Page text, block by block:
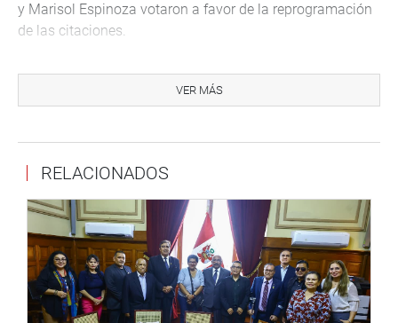
y Marisol Espinoza votaron a favor de la reprogramación
de las citaciones.
Bartra, informó que en la nueva citación al presidente del
Consejo de Ministros, Fernando Zavala, se consignará
Tampoco asistió hoy la ex presidenta del Consejo de
Defensa Jurídica del Estado, Julia Príncipe, quien alegó
razones estrictamente personales por lo que será
nuevamente citada para que se presente el próximo lunes
7 de agosto al seno de la comisión investigadora.
Durante el debate los congresistas Mulder y García
VER MÁS
RELACIONADOS